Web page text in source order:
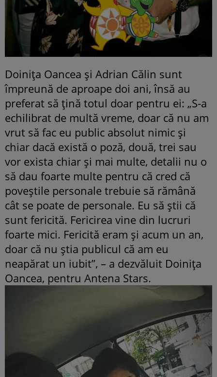
Doinița Oancea și Adrian Călin sunt
împreună de aproape doi ani, însă au
preferat să țină totul doar pentru ei: „S-a
echilibrat de multă vreme, doar că nu am
vrut să fac eu public absolut nimic și
chiar dacă există o poză, două, trei sau
vor exista chiar și mai multe, detalii nu o
să dau foarte multe pentru că cred că
poveștile personale trebuie să rămână
cât se poate de personale. Eu să știi că
sunt fericită. Fericirea vine din lucruri
foarte mici. Fericită eram și acum un an,
doar că nu știa publicul că am eu
neapărat un iubit”, – a dezvăluit Doinița
Oancea, pentru Antena Stars.